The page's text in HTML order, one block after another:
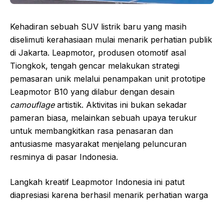
Kehadiran sebuah SUV listrik baru yang masih
diselimuti kerahasiaan mulai menarik perhatian publik
di Jakarta. Leapmotor, produsen otomotif asal
Tiongkok, tengah gencar melakukan strategi
pemasaran unik melalui penampakan unit prototipe
Leapmotor B10 yang dilabur dengan desain
camouflageartistik. Aktivitas ini bukan sekadar
pameran biasa, melainkan sebuah upaya terukur
untuk membangkitkan rasa penasaran dan
antusiasme masyarakat menjelang peluncuran
resminya di pasar Indonesia.
Langkah kreatif Leapmotor Indonesia ini patut
diapresiasi karena berhasil menarik perhatian warga